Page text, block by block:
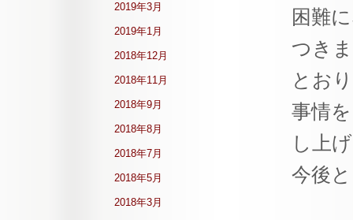
困難
つき
とお
事情
し上
今後
2019年3月
2019年1月
2018年12月
2018年11月
2018年9月
2018年8月
2018年7月
2018年5月
2018年3月